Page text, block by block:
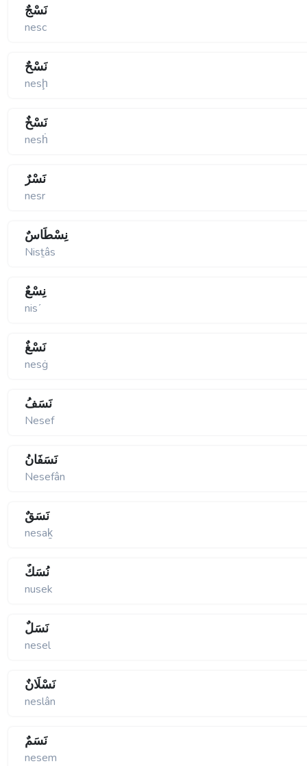
نَسْجٌ
nesc
نَسْحٌ
nesḩ
نَسْخٌ
nesḣ
نَسْرٌ
nesr
نِسْطَاسٌ
Nisṯâs
نِسْعٌ
nisʹ
نَسْغٌ
nesġ
نَسَفُ
Nesef
نَسَفَانُ
Nesefân
نَسَقٌ
nesaḵ
نُسَكٌ
nusek
نَسَلٌ
nesel
نَسْلَانٌ
neslân
نَسَمٌ
nesem